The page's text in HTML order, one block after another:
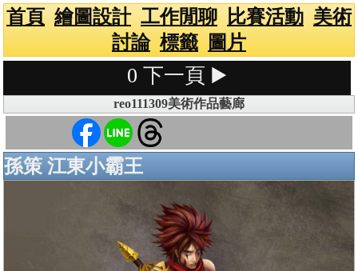
首頁 繪圖設計 工作閒聊 比賽活動 美術
討論 標籤 圖片
0 下一頁 ▶️
reo111309美術作品藝廊
孫策 江東小霸王